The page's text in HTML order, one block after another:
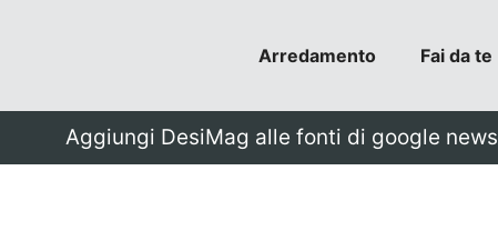
Arredamento Fai da te
Aggiungi DesiMag alle fonti di google news